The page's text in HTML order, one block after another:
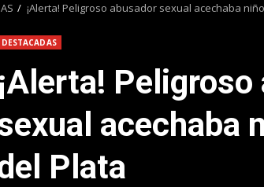
¡Alerta! Peligroso abusador sexual acechaba
DESTACADAS
¡Alerta!
acechaba
Plata